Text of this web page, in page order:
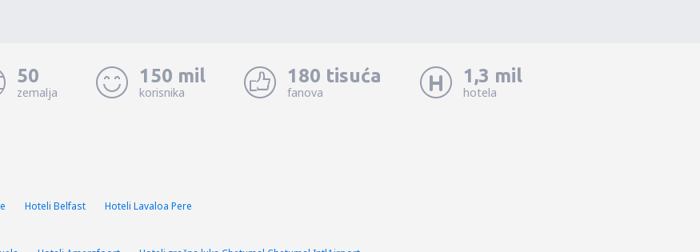
50
zemalja
150 mil
korisnika
180 tisuća
fanova
1,3 mil
hotela
Hoteli Belfast
Hoteli Lavaloa Pere